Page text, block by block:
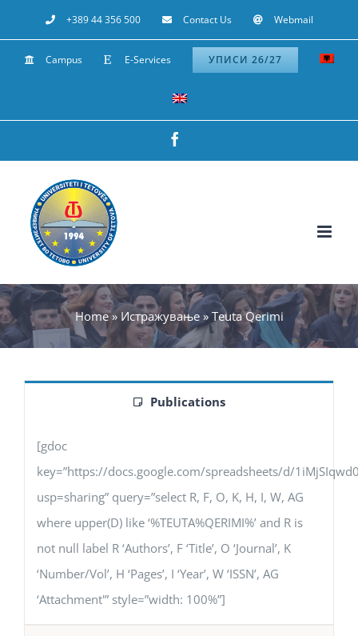
to
content
+389 44 356 500 Contact Us Webmail
Campus E-Services УПИСИ 26/27
Home» Истражување» Teuta Qerimi
Publications
[gdoc
key=”https://docs.google.com/spreadsheets/d/
usp=sharing” query=”select R, F, O, K, H, I, W, AG
where upper(D) like ‘%TEUTA%QERIMI%’ and R is
not null label R ‘Authors’, F ‘Title’, O ‘Journal’, K
‘Number/Vol’, H ‘Pages’, I ‘Year’, W ‘ISSN’, AG
‘Attachment'” style=”width: 100%”]